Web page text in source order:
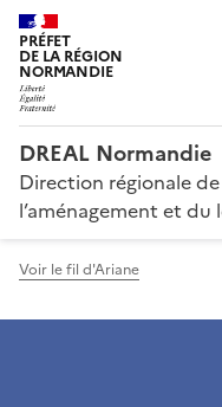
PRÉFET
DE LA RÉGION
NORMANDIE
DREAL Normandie
Direction régionale
l’aménagement et du
Voir le fil d'Ariane